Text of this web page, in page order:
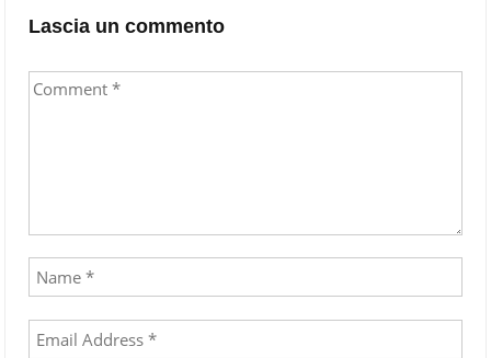
Lascia un commento